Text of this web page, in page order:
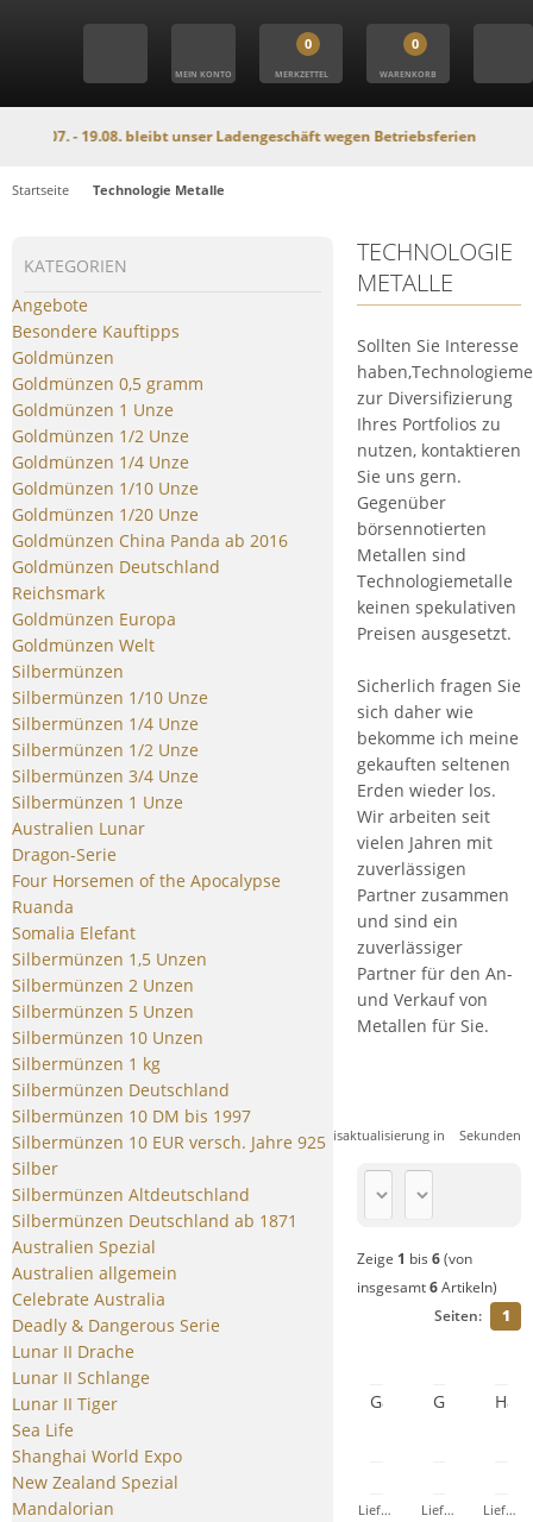
MEIN KONTO
0
MERKZETTEL
0
WARENKORB
- 19.08. bleibt unser Ladengeschäft wegen Betriebsferien
Startseite Technologie Metalle
TECHNOLOGIE
METALLE
Sollten Sie Interesse
zur Diversifizierung
Ihres Portfolios zu
nutzen, kontaktieren
Sie uns gern.
Gegenüber
börsennotierten
Metallen sind
Technologiemetalle
keinen spekulativen
Preisen ausgesetzt.
Sicherlich fragen Sie
sich daher wie
bekomme ich meine
gekauften seltenen
Erden wieder los.
Wir arbeiten seit
vielen Jahren mit
zuverlässigen
Partner zusammen
und sind ein
zuverlässiger
Partner für den An-
und Verkauf von
Metallen für Sie.
Nächste Preisaktualisierung in Sekunden
Zeige 1 bis 6(von
insgesamt6Artikeln)
Seiten:
1
Gallium
Lieferzeit: Zur Zeit nicht
Germanium
Lieferzeit: ZurLieferzeit:
KATEGORIEN
Angebote
Besondere Kauftipps
Goldmünzen
Goldmünzen 0,5 gramm
Goldmünzen 1 Unze
Goldmünzen 1/2 Unze
Goldmünzen 1/4 Unze
Goldmünzen 1/10 Unze
Goldmünzen 1/20 Unze
Goldmünzen China Panda ab 2016
Goldmünzen Deutschland
Reichsmark
Goldmünzen Europa
Goldmünzen Welt
Silbermünzen
Silbermünzen 1/10 Unze
Silbermünzen 1/4 Unze
Silbermünzen 1/2 Unze
Silbermünzen 3/4 Unze
Silbermünzen 1 Unze
Australien Lunar
Dragon-Serie
Four Horsemen of the Apocalypse
Ruanda
Somalia Elefant
Silbermünzen 1,5 Unzen
Silbermünzen 2 Unzen
Silbermünzen 5 Unzen
Silbermünzen 10 Unzen
Silbermünzen 1 kg
Silbermünzen Deutschland
Silbermünzen 10 DM bis 1997
Silbermünzen 10 EUR versch. Jahre 925
Silber
Silbermünzen Altdeutschland
Silbermünzen Deutschland ab 1871
Australien Spezial
Australien allgemein
Celebrate Australia
Deadly & Dangerous Serie
Lunar II Drache
Lunar II Schlange
Lunar II Tiger
Sea Life
Shanghai World Expo
New Zealand Spezial
Mandalorian